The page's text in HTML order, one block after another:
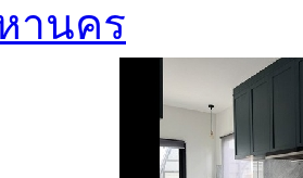
านคร